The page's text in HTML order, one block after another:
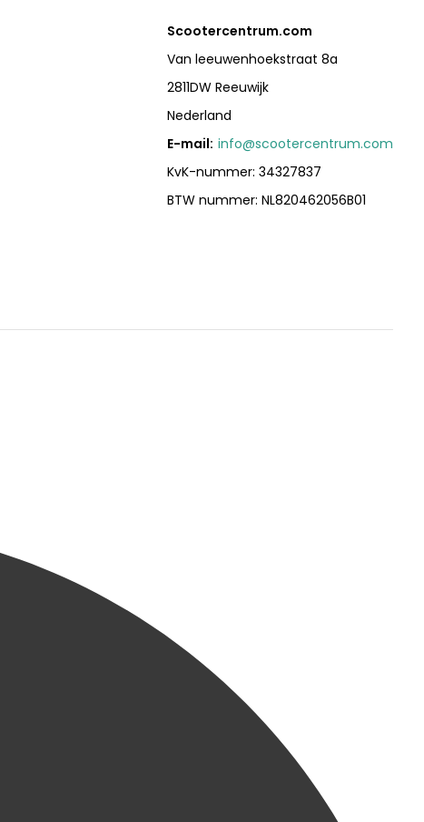
Scootercentrum.com
Van leeuwenhoekstraat 8a
2811DW Reeuwijk
Nederland
E-mail: info@scootercentrum.com
KvK-nummer: 34327837
BTW nummer: NL820462056B01